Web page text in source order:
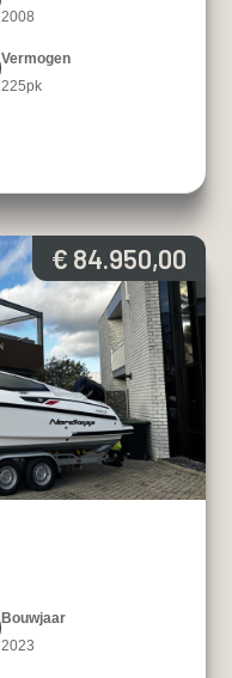
2008
Vermogen
225pk
€ 84.950,00
Bouwjaar
2023